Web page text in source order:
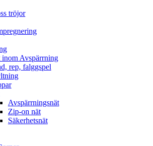
tröjor
Avspärrning
rep, falggspel
Avspärrningsnät
Zip-on nät
Säkerhetsnät